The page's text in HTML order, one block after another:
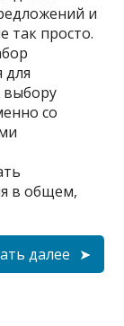
и
так просто.
для
выбору
со
в общем,
далее